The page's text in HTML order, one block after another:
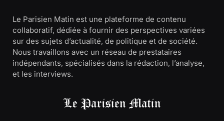
Le Parisien Matin est une plateforme de contenu
collaboratif, dédiée à fournir des perspectives variées
sur des sujets d’actualité, de politique et de société.
Nous travaillons avec un réseau de prestataires
indépendants, spécialisés dans la rédaction, l’analyse,
et les interviews.